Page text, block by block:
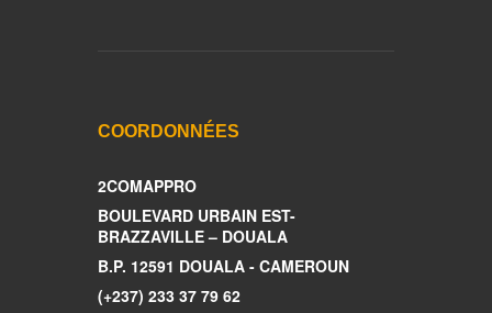
COORDONNÉES
2COMAPPRO
BOULEVARD URBAIN EST-
BRAZZAVILLE – DOUALA
B.P. 12591 DOUALA - CAMEROUN
(+237) 233 37 79 62